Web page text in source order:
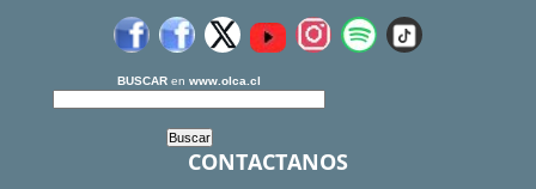
BUSCAR en www.olca.cl
CONTACTANOS